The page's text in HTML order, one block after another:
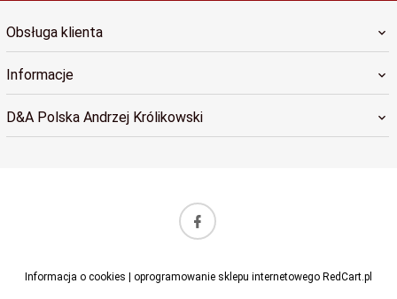
Obsługa klienta
Informacje
D&A Polska Andrzej Królikowski
Informacja o cookies oprogramowanie sklepu internetowego RedCart.pl